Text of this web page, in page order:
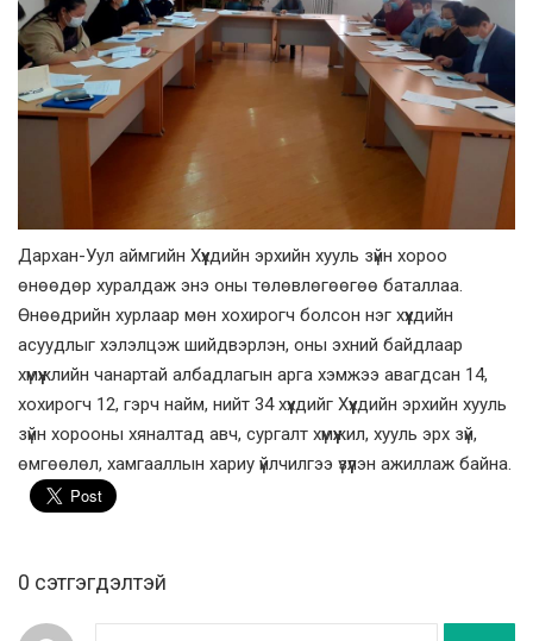
Дархан-Уул аймгийн Хүүхдийн эрхийн хууль зүйн хороо
өнөөдөр хуралдаж энэ оны төлөвлөгөөгөө баталлаа.
Өнөөдрийн хурлаар мөн хохирогч болсон нэг хүүхдийн
асуудлыг хэлэлцэж шийдвэрлэн, оны эхний байдлаар
хүмүүжлийн чанартай албадлагын арга хэмжээ авагдсан 14,
хохирогч 12, гэрч найм, нийт 34 хүүхдийг Хүүхдийн эрхийн хууль
зүйн хорооны хяналтад авч, сургалт хүмүүжил, хууль эрх зүй,
өмгөөлөл, хамгааллын хариу үйлчилгээ үзүүлэн ажиллаж байна.
0 cэтгэгдэлтэй